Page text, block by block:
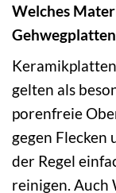
Welches
gelten als
porenfreie
gegen Flecken
der Regel
reinigen. Auch